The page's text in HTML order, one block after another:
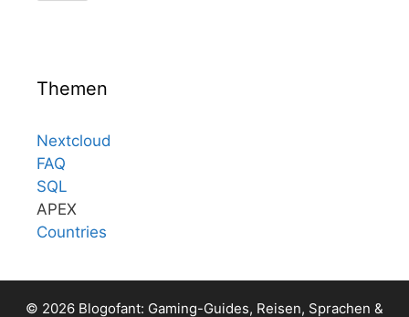
Themen
Nextcloud
FAQ
SQL
APEX
Countries
© 2026 Blogofant: Gaming-Guides, Reisen, Sprachen &